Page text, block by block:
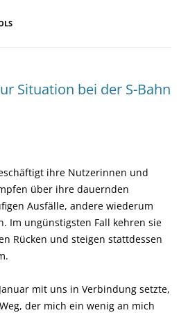
Situation bei der S-Bahn
ihre Nutzerinnen und
über ihre dauernden
Ausfälle, andere wiederum
Im ungünstigsten Fall kehren sie
Rücken und steigen stattdessen
mit uns in Verbindung setzte,
der mich ein wenig an mich